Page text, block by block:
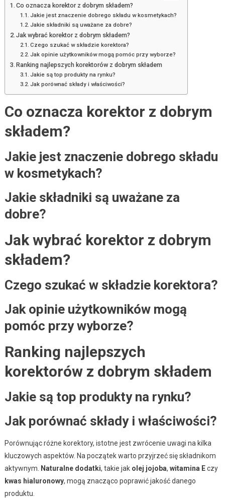
Co oznacza korektor z dobrym składem?
Jakie jest znaczenie dobrego składu w kosmetykach?
Jakie składniki są uważane za dobre?
Jak wybrać korektor z dobrym składem?
Czego szukać w składzie korektora?
Jak opinie użytkowników mogą pomóc przy wyborze?
Ranking najlepszych korektorów z dobrym składem
Jakie są top produkty na rynku?
Jak porównać składy i właściwości?
Co oznacza korektor z dobrym
składem?
Jakie jest znaczenie dobrego składu
w kosmetykach?
Jakie składniki są uważane za
dobre?
Jak wybrać korektor z dobrym
składem?
Czego szukać w składzie korektora?
Jak opinie użytkowników mogą
pomóc przy wyborze?
Ranking najlepszych
korektorów z dobrym składem
Jakie są top produkty na rynku?
Jak porównać składy i właściwości?
Porównując różne korektory, istotne jest zwrócenie uwagi na kilka
kluczowych aspektów. Na początek warto przyjrzeć się składnikom
aktywnym.
Naturalne dodatki, takie jak olej jojoba, witamina Eczy
kwas hialuronowy, mogą znacząco poprawić jakość danego
produktu.